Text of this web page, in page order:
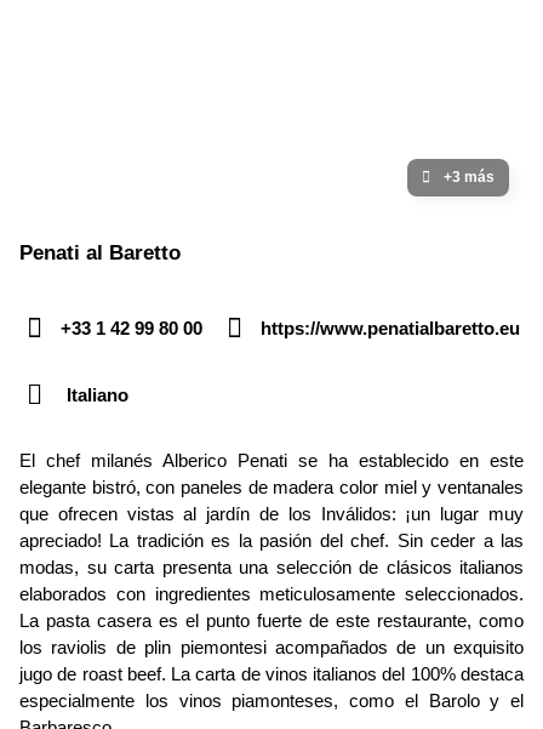
+3 más
Penati al Baretto
+33 1 42 99 80 00 https://www.penatialbaretto.eu
Italiano
El chef milanés Alberico Penati se ha establecido en este
elegante bistró, con paneles de madera color miel y ventanales
que ofrecen vistas al jardín de los Inválidos: ¡un lugar muy
apreciado! La tradición es la pasión del chef. Sin ceder a las
modas, su carta presenta una selección de clásicos italianos
elaborados con ingredientes meticulosamente seleccionados.
La pasta casera es el punto fuerte de este restaurante, como
los raviolis de plin piemontesi acompañados de un exquisito
jugo de roast beef. La carta de vinos italianos del 100% destaca
especialmente los vinos piamonteses, como el Barolo y el